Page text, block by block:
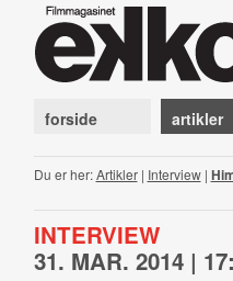
forside artikler
Du er her:Artikler| Interview|
INTERVIEW
31. MAR. 2014 |